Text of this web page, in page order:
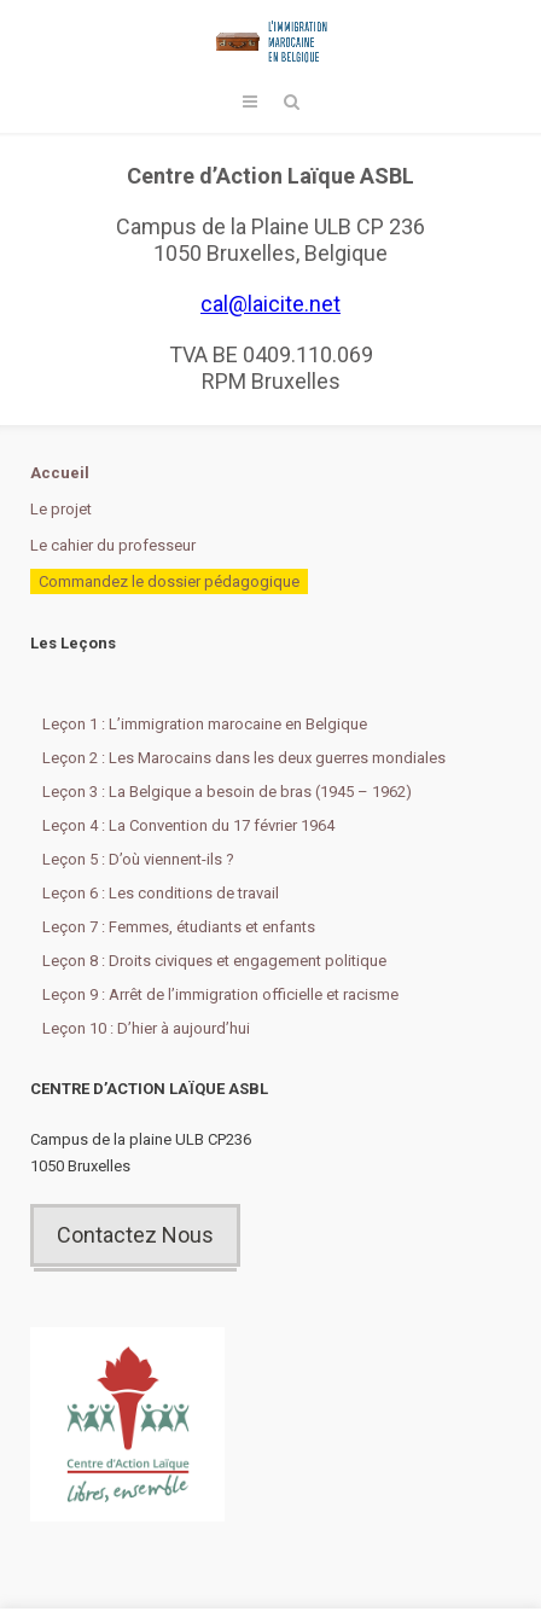
Centre d’Action Laïque ASBL
Campus de la Plaine ULB CP 236
1050 Bruxelles, Belgique
cal@laicite.net
TVA BE 0409.110.069
RPM Bruxelles
Accueil
Le projet
Le cahier du professeur
Commandez le dossier pédagogique
Les Leçons
Leçon 1 : L’immigration marocaine en Belgique
Leçon 2 : Les Marocains dans les deux guerres mondiales
Leçon 3 : La Belgique a besoin de bras (1945 – 1962)
Leçon 4 : La Convention du 17 février 1964
Leçon 5 : D’où viennent-ils ?
Leçon 6 : Les conditions de travail
Leçon 7 : Femmes, étudiants et enfants
Leçon 8 : Droits civiques et engagement politique
Leçon 9 : Arrêt de l’immigration officielle et racisme
Leçon 10 : D’hier à aujourd’hui
CENTRE D’ACTION LAÏQUE ASBL
Campus de la plaine ULB CP236
1050 Bruxelles
Contactez Nous